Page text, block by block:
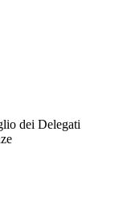
dei Delegati